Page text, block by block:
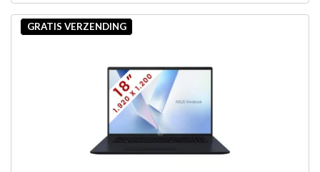
GRATIS VERZENDING